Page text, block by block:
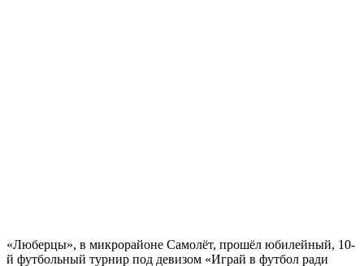
«Люберцы», в микрорайоне Самолёт, прошёл юбилейный, 10-
й футбольный турнир под девизом «Играй в футбол ради